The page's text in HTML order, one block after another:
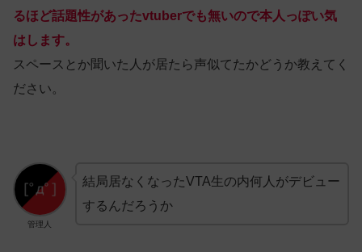
るほど話題性があったvtuberでも無いので本人っぽい気
はします。
スペースとか聞いた人が居たら声似てたかどうか教えてく
ださい。
管理人
結局居なくなったVTA生の内何人がデビュー
するんだろうか